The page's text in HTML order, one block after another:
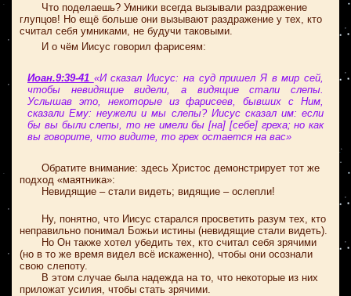
Что поделаешь? Умники всегда вызывали раздражение
глупцов! Но ещё больше они вызывают раздражение у тех, кто
считал себя умниками, не будучи таковыми.
И о чём Иисус говорил фарисеям:
Иоан.9:39-41 «И сказал Иисус: на суд пришел Я в мир сей,
чтобы невидящие видели, а видящие стали слепы.
Услышав это, некоторые из фарисеев, бывших с Ним,
сказали Ему: неужели и мы слепы? Иисус сказал им: если
бы вы были слепы, то не имели бы [на] [себе] греха; но как
вы говорите, что видите, то грех остается на вас»
Обратите внимание: здесь Христос демонстрирует тот же
подход «маятника»:
Невидящие – стали видеть; видящие – ослепли!
Ну, понятно, что Иисус старался просветить разум тех, кто
неправильно понимал Божьи истины (невидящие стали видеть).
Но Он также хотел убедить тех, кто считал себя зрячими
(но в то же время видел всё искаженно), чтобы они осознали
свою слепоту.
В этом случае была надежда на то, что некоторые из них
приложат усилия, чтобы стать зрячими.